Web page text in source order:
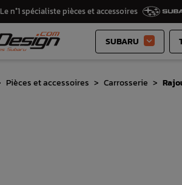
Le n°1 spécialiste pièces et accessoires
SUBARU 
Pièces et accessoires Carrosserie